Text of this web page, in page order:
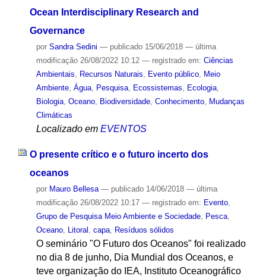
Ocean Interdisciplinary Research and
Governance
por Sandra Sedini — publicado15/06/2018 — última
modificação26/08/2022 10:12 — registrado em: Ciências
Ambientais, Recursos Naturais, Evento público, Meio
Ambiente, Água, Pesquisa, Ecossistemas, Ecologia,
Biologia, Oceano, Biodiversidade, Conhecimento, Mudanças
Climáticas
Localizado em EVENTOS
O presente crítico e o futuro incerto dos
oceanos
por Mauro Bellesa — publicado14/06/2018 — última
modificação26/08/2022 10:17 — registrado em: Evento,
Grupo de Pesquisa Meio Ambiente e Sociedade, Pesca,
Oceano, Litoral , capa, Resíduos sólidos
O seminário "O Futuro dos Oceanos" foi realizado
no dia 8 de junho, Dia Mundial dos Oceanos, e
teve organização do IEA, Instituto Oceanográfico